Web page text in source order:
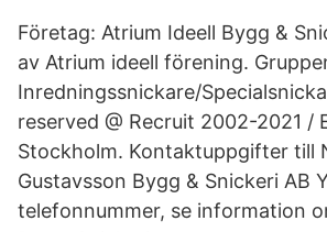
Företag: Atrium Ideell Bygg &
av Atrium ideell förening.
Inredningssnickare/
reserved @ Recruit 2002-2021 /
Stockholm. Kontaktuppgifter till
Gustavsson Bygg & Snickeri AB
telefonnummer, se information